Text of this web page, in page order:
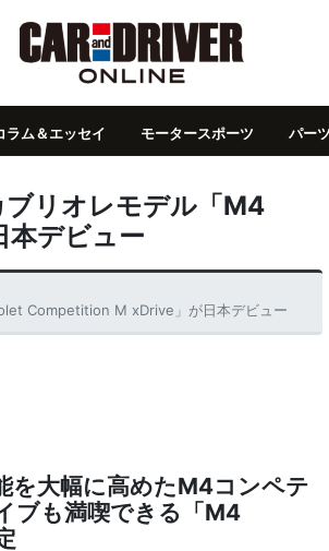
ラム＆エッセイ モータースポーツ パー
リオレモデル「M4
デビュー
Competition M xDrive」が日本デビュー
を大幅に高めたM4コンペテ
ブも満喫できる「M4